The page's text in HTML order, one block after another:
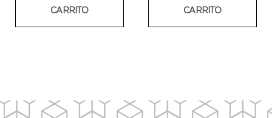
CARRITO CARRITO